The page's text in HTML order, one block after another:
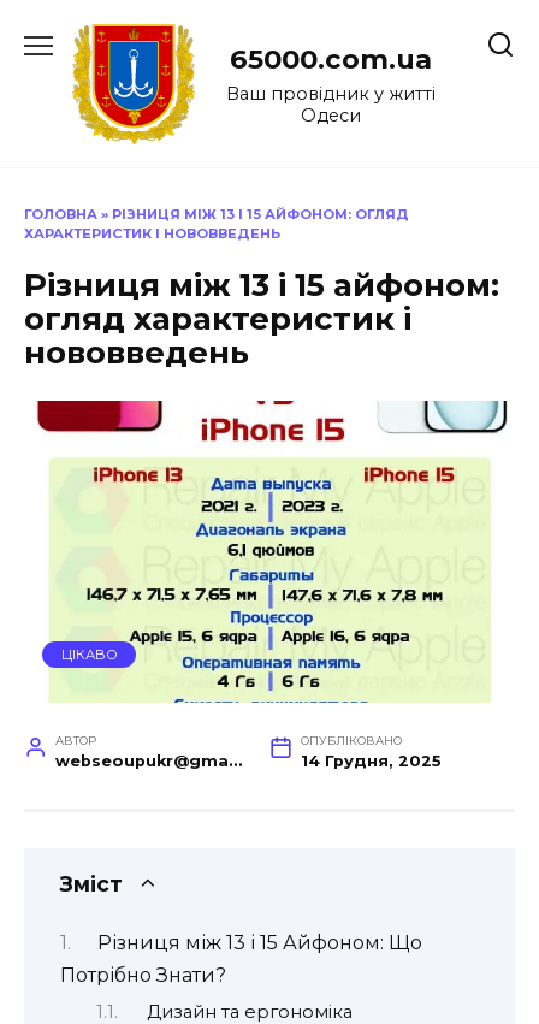
до
65000.com.ua
Ваш провідник у житті
Одеси
ГОЛОВНА » РІЗНИЦЯ МІЖ 13 І 15 АЙФОНОМ: ОГЛЯД
ХАРАКТЕРИСТИК І НОВОВВЕДЕНЬ
Різниця між 13 і 15 айфоном:
огляд характеристик і
нововведень
ЦІКАВО
АВТОР
webseoupukr@gmail.com
ОПУБЛІКОВАНО
14 Грудня, 2025
Зміст
Різниця між 13 і 15 Айфоном: Що
Потрібно Знати?
Дизайн та ергономіка